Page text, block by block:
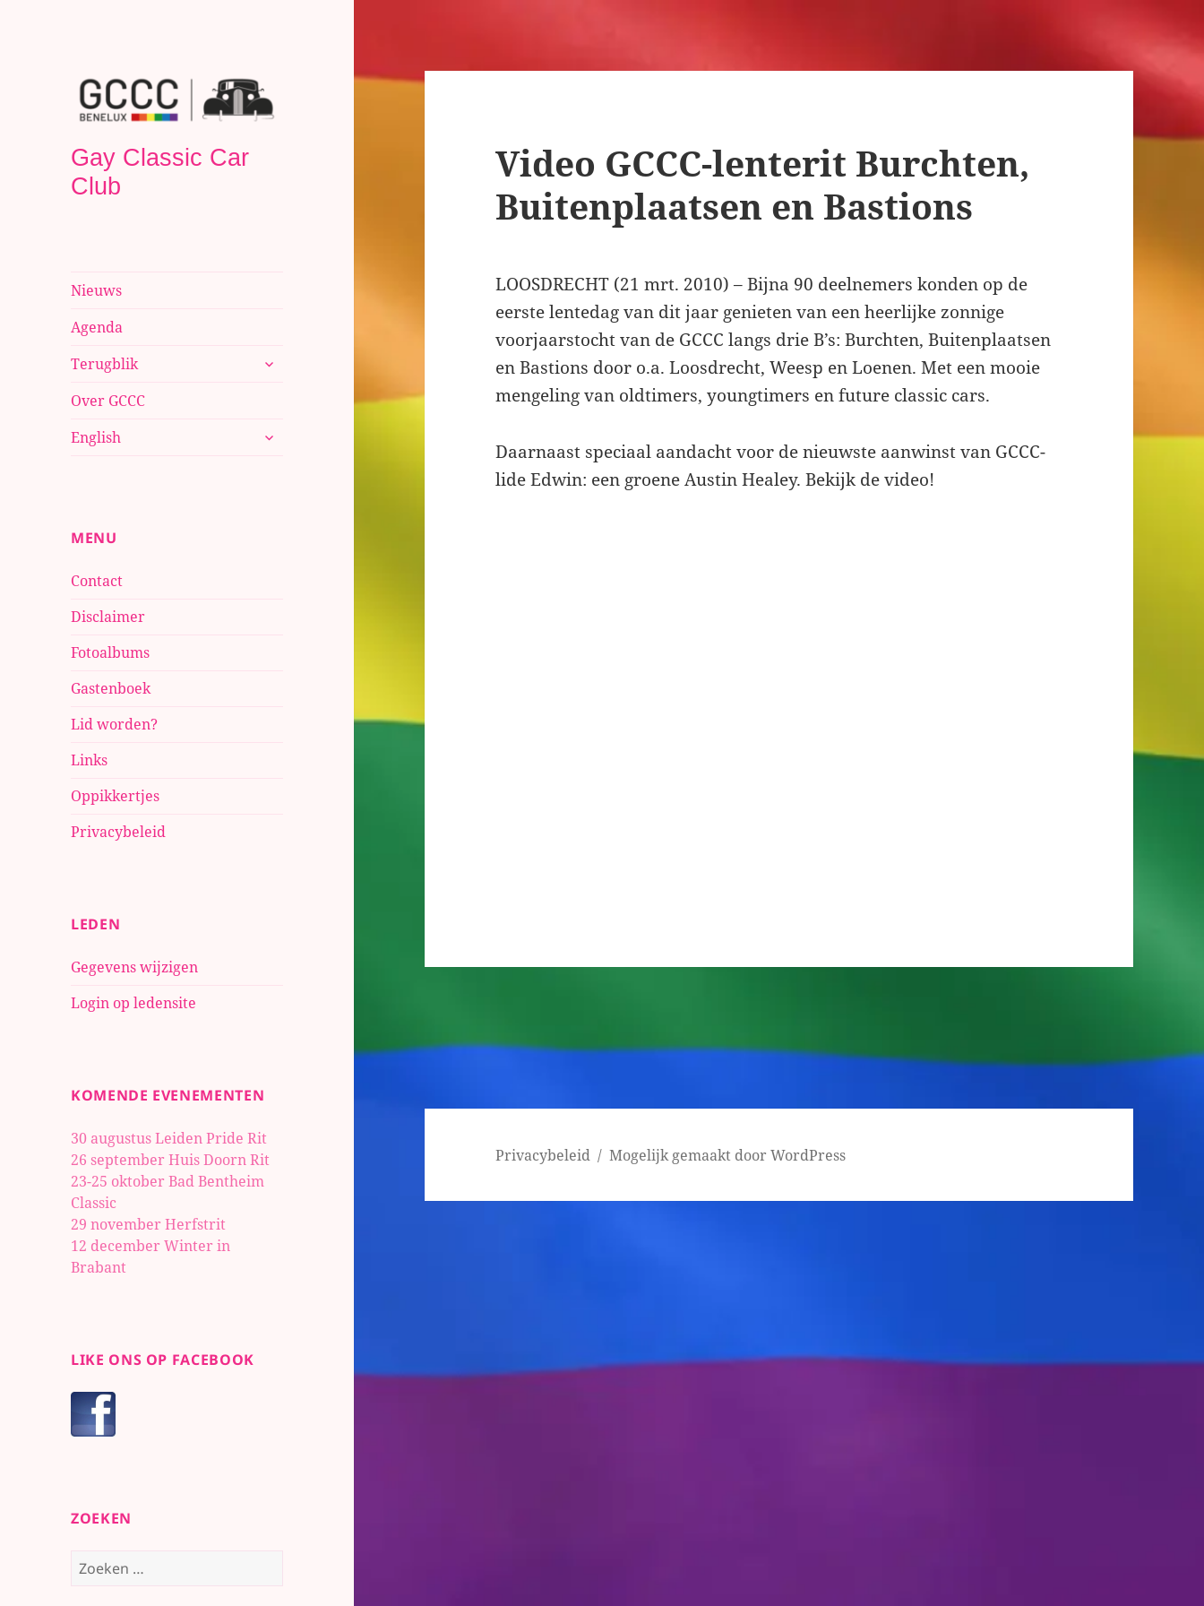
Gay Classic Car
Club
Nieuws
Agenda
Terugblik
submenu
Over GCCC
English
submenu
MENU
Contact
Disclaimer
Fotoalbums
Gastenboek
Lid worden?
Links
Oppikkertjes
Privacybeleid
LEDEN
Gegevens wijzigen
Login op ledensite
KOMENDE EVENEMENTEN
30 augustus Leiden Pride Rit
26 september Huis Doorn Rit
23-25 oktoberBad Bentheim
Classic
29 november Herfstrit
12 december Winter in
Brabant
LIKE ONS OP FACEBOOK
ZOEKEN
Zoeken
Video GCCC-lenterit Burchten,
Buitenplaatsen en Bastions
LOOSDRECHT (21 mrt. 2010) – Bijna 90 deelnemers konden op de
eerste lentedag van dit jaar genieten van een heerlijke zonnige
voorjaarstocht van de GCCC langs drie B’s: Burchten, Buitenplaatsen
en Bastions door o.a. Loosdrecht, Weesp en Loenen. Met een mooie
mengeling van oldtimers, youngtimers en future classic cars.
Daarnaast speciaal aandacht voor de nieuwste aanwinst van GCCC-
lide Edwin: een groene Austin Healey. Bekijk de video!
Bericht
Privacybeleid Mogelijk gemaakt door WordPress